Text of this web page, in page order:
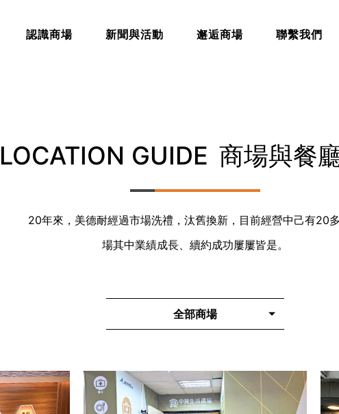
認識商場 新聞與活動 邂逅商場 聯繫我們
LOCATION GUIDE 商場與餐
20年來，美德耐經過市場洗禮，汰舊換新，目前經營中己有20
場其中業績成長、續約成功屢屢皆是。
全部商場